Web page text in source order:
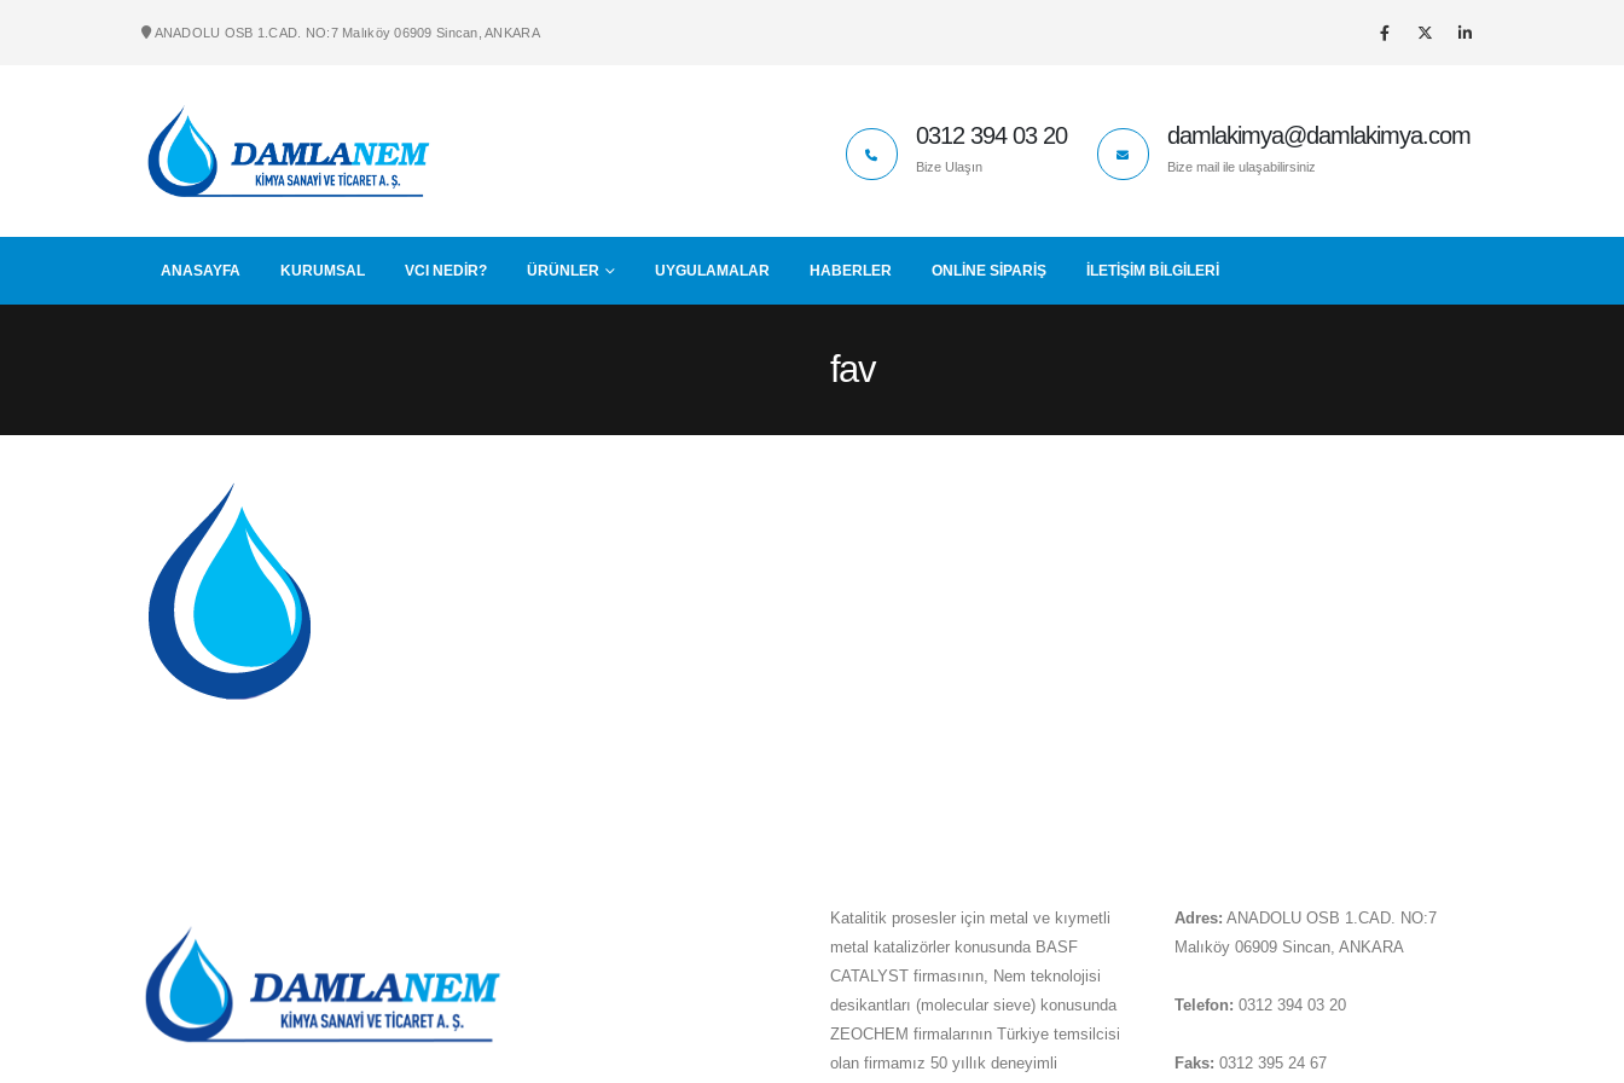
ANADOLU OSB 1.CAD. NO:7 Malıköy 06909 Sincan, ANKARA
0312 394 03 20
Bize Ulaşın
damlakimya@damlakimya.com
Bize mail ile ulaşabilirsiniz
ANASAYFA KURUMSAL VCI NEDİR? ÜRÜNLER UYGULAMALAR HABERLER ONLINE SIPARIŞ İLETIŞIM BİLGİLERİ
fav
Katalitik prosesler için metal ve kıymetli
metal katalizörler konusunda BASF
CATALYST firmasının, Nem teknolojisi
desikantları (molecular sieve) konusunda
ZEOCHEM firmalarının Türkiye temsilcisi
olan firmamız 50 yıllık deneyimli
Adres: ANADOLU OSB 1.CAD. NO:7
Malıköy 06909 Sincan, ANKARA
Telefon: 0312 394 03 20
Faks: 0312 395 24 67